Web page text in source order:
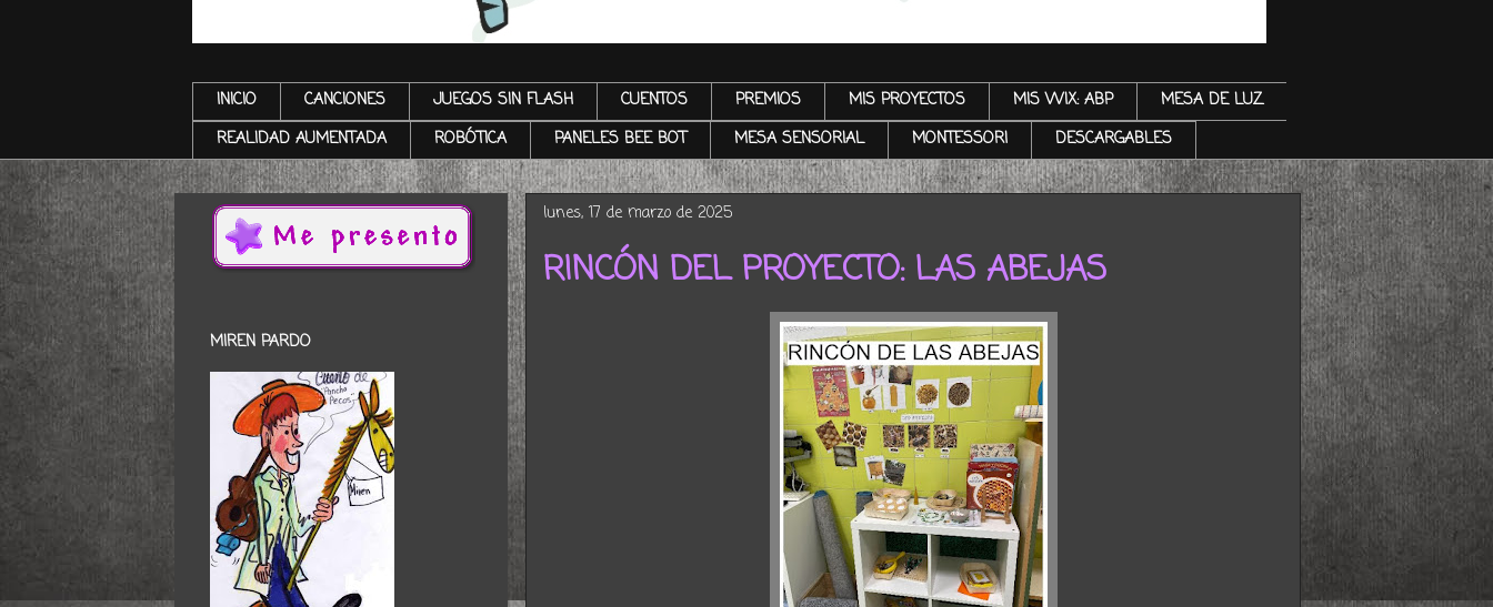
INICIO CANCIONES JUEGOS SIN FLASH CUENTOS PREMIOS MIS PROYECTOS MIS WIX: ABP
MESA DE LUZ
REALIDAD AUMENTADA
ROBÓTICA PANELES BEE BOT MESA SENSORIAL MONTESSORI DESCARGABLES
lunes, 17 de marzo de 2025
RINCÓN DEL PROYECTO: LAS ABEJAS
MIREN PARDO